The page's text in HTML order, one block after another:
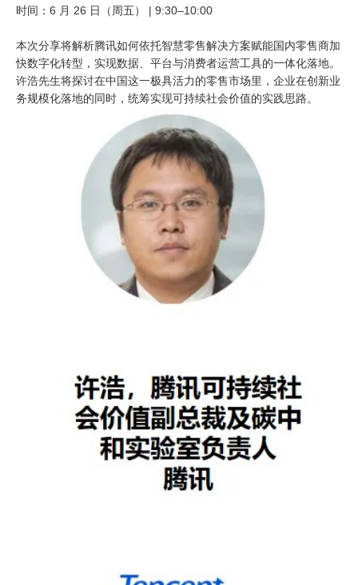
时间：6 月 26 日（周五） | 9:30–10:00
本次分享将解析腾讯如何依托智慧零售解决方案赋能国内零售商加
快数字化转型，实现数据、平台与消费者运营工具的一体化落地。
许浩先生将探讨在中国这一极具活力的零售市场里，企业在创新业
务规模化落地的同时，统筹实现可持续社会价值的实践思路。